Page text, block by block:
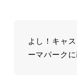
よし！キャ
ーマパーク